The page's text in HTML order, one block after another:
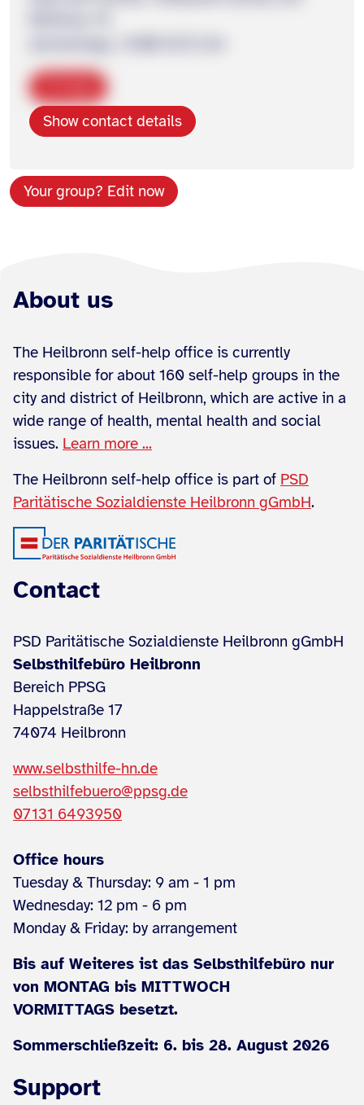
Show contact details
Your group? Edit now
About us
The Heilbronn self-help office is currently
responsible for about 160 self-help groups in the
city and district of Heilbronn, which are active in a
wide range of health, mental health and social
issues. Learn more ...
The Heilbronn self-help office is part of PSD
Paritätische Sozialdienste Heilbronn gGmbH.
Contact
PSD Paritätische Sozialdienste Heilbronn gGmbH
Selbsthilfebüro Heilbronn
Bereich PPSG
Happelstraße 17
74074 Heilbronn
www.selbsthilfe-hn.de
selbsthilfebuero@ppsg.de
07131 6493950
Office hours
Tuesday & Thursday: 9 am - 1 pm
Wednesday: 12 pm - 6 pm
Monday & Friday: by arrangement
Bis auf Weiteres ist das Selbsthilfebüro nur
von MONTAG bis MITTWOCH
VORMITTAGS besetzt.
Sommerschließzeit: 6. bis 28. August 2026
Support